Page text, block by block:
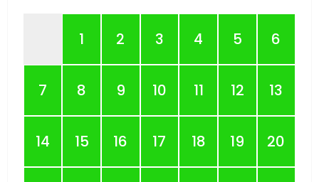
1 2 3 4 5 6
7 8 9 10 11 12 13
14 15 16 17 18 19 20